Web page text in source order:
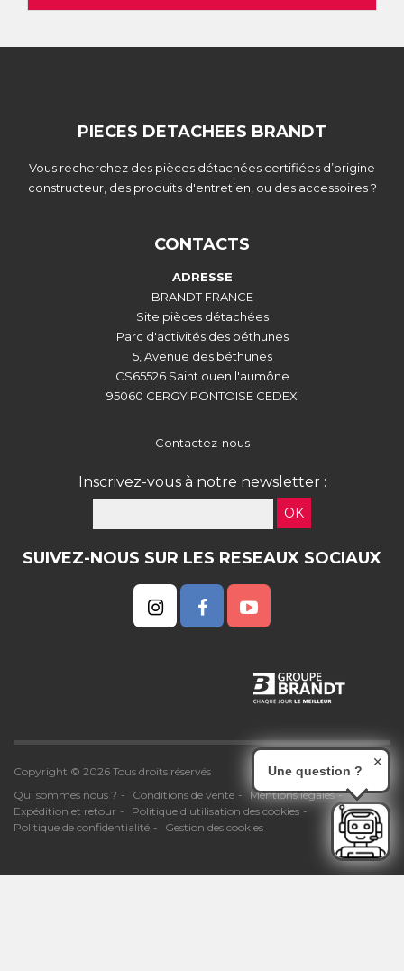
PIECES DETACHEES BRANDT
Vous recherchez des pièces détachées certifiées d’origine
constructeur, des produits d'entretien, ou des accessoires ?
CONTACTS
ADRESSE
BRANDT FRANCE
Site pièces détachées
Parc d'activités des béthunes
5, Avenue des béthunes
CS65526 Saint ouen l'aumône
95060 CERGY PONTOISE CEDEX
Contactez-nous
Inscrivez-vous à notre newsletter :
OK
SUIVEZ-NOUS SUR LES RESEAUX SOCIAUX
Copyright © 2026 Tous droits réservés
Qui sommes nous ?
Conditions de vente
Mentions légales
Expédition et retour
Politique d'utilisation des cookies
Politique de confidentialité
Gestion des cookies
Une question ?
✕